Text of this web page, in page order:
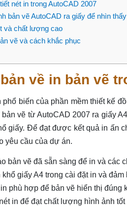
nét in trong AutoCAD 2007
bản vẽ AutoCAD ra giấy để nhìn
và chất lượng cao
vẽ và cách khắc phục
về in bản vẽ
biến của phần mềm thiết kế
vẽ từ AutoCAD 2007 ra giấy
giấy. Để đạt được kết quả in ấn
yêu cầu của dự án.
bản vẽ đã sẵn sàng để in và các
giấy A4 trong cài đặt in và
phù hợp để bản vẽ hiển thị đúng
in để đạt chất lượng hình ảnh tốt